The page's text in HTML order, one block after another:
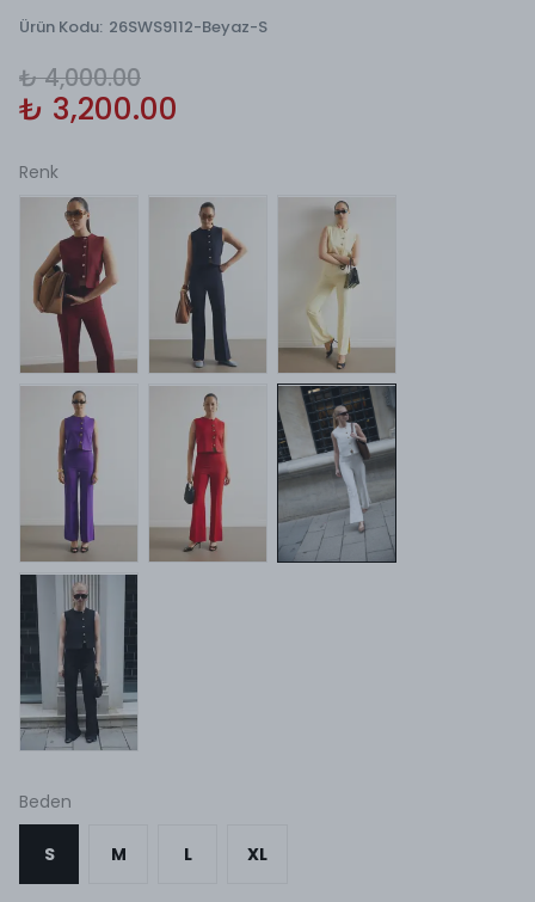
Ürün Kodu: 26SWS9112-Beyaz-S
₺ 4,000.00
₺ 3,200.00
Renk
Beden
S M L XL